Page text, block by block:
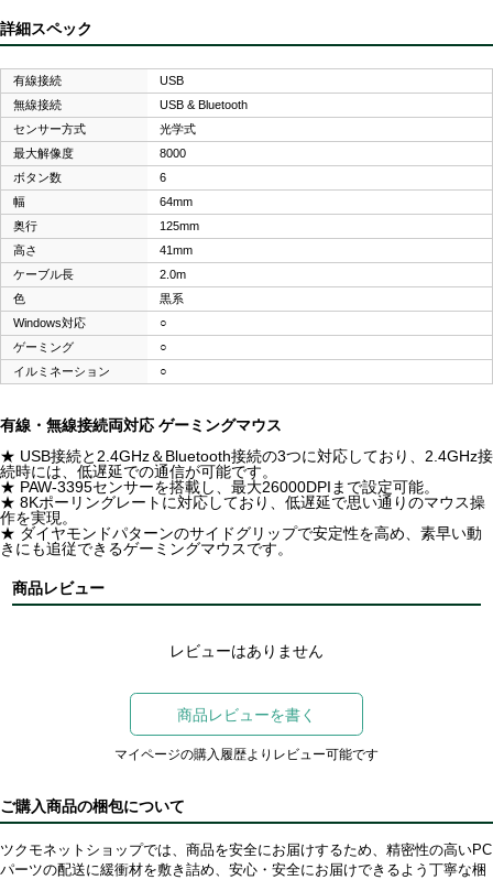
詳細スペック
有線接続
USB
無線接続
USB & Bluetooth
センサー方式
光学式
最大解像度
8000
ボタン数
6
幅
64mm
奥行
125mm
高さ
41mm
ケーブル長
2.0m
色
黒系
Windows対応
○
ゲーミング
○
イルミネーション
○
有線・無線接続両対応 ゲーミングマウス
★ USB接続と2.4GHz＆Bluetooth接続の3つに対応しており、2.4GHz接
続時には、低遅延での通信が可能です。
★ PAW-3395センサーを搭載し、最大26000DPIまで設定可能。
★ 8Kポーリングレートに対応しており、低遅延で思い通りのマウス操
作を実現。
★ ダイヤモンドパターンのサイドグリップで安定性を高め、素早い動
きにも追従できるゲーミングマウスです。
商品レビュー
レビューはありません
商品レビューを書く
マイページの購入履歴よりレビュー可能です
ご購入商品の梱包について
ツクモネットショップでは、商品を安全にお届けするため、精密性の高いPC
パーツの配送に緩衝材を敷き詰め、安心・安全にお届けできるよう丁寧な梱